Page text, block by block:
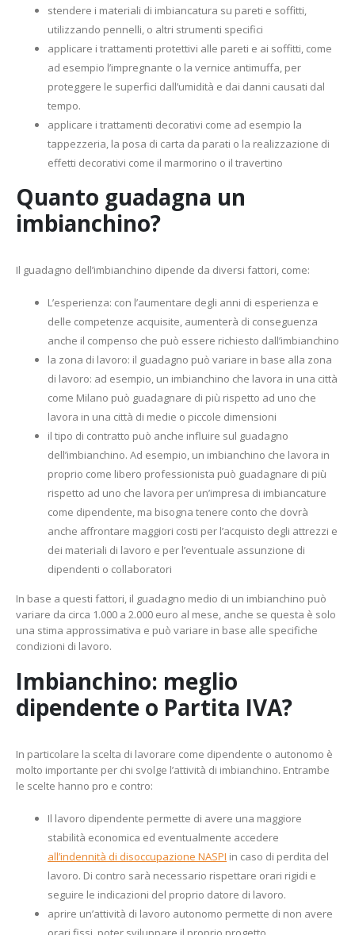
stendere i materiali di imbiancatura su pareti e soffitti,
utilizzando pennelli, o altri strumenti specifici
applicare i trattamenti protettivi alle pareti e ai soffitti, come
ad esempio l’impregnante o la vernice antimuffa, per
proteggere le superfici dall’umidità e dai danni causati dal
tempo.
applicare i trattamenti decorativi come ad esempio la
tappezzeria, la posa di carta da parati o la realizzazione di
effetti decorativi come il marmorino o il travertino
Quanto guadagna un
imbianchino?
Il guadagno dell’imbianchino dipende da diversi fattori, come:
L’esperienza: con l’aumentare degli anni di esperienza e
delle competenze acquisite, aumenterà di conseguenza
anche il compenso che può essere richiesto dall’imbianchino
la zona di lavoro: il guadagno può variare in base alla zona
di lavoro: ad esempio, un imbianchino che lavora in una città
come Milano può guadagnare di più rispetto ad uno che
lavora in una città di medie o piccole dimensioni
il tipo di contratto può anche influire sul guadagno
dell’imbianchino. Ad esempio, un imbianchino che lavora in
proprio come libero professionista può guadagnare di più
rispetto ad uno che lavora per un’impresa di imbiancature
come dipendente, ma bisogna tenere conto che dovrà
anche affrontare maggiori costi per l’acquisto degli attrezzi e
dei materiali di lavoro e per l’eventuale assunzione di
dipendenti o collaboratori
In base a questi fattori, il guadagno medio di un imbianchino può
variare da circa 1.000 a 2.000 euro al mese, anche se questa è solo
una stima approssimativa e può variare in base alle specifiche
condizioni di lavoro.
Imbianchino: meglio
dipendente o Partita IVA?
In particolare la scelta di lavorare come dipendente o autonomo è
molto importante per chi svolge l’attività di imbianchino. Entrambe
le scelte hanno pro e contro:
Il lavoro dipendente permette di avere una maggiore
stabilità economica ed eventualmente accedere
all’indennità di disoccupazione NASPI in caso di perdita del
lavoro. Di contro sarà necessario rispettare orari rigidi e
seguire le indicazioni del proprio datore di lavoro.
aprire un’attività di lavoro autonomo permette di non avere